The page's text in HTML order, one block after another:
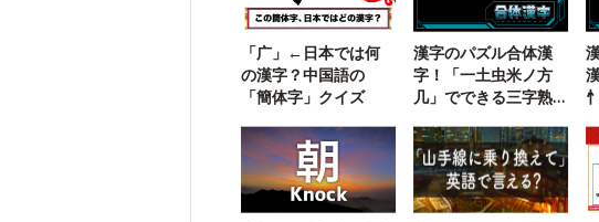
「广」←日本では何
の漢字？中国語の
「簡体字」クイズ
漢字のパズル合体漢
字！「一土虫米ノ方
几」でできる三字熟